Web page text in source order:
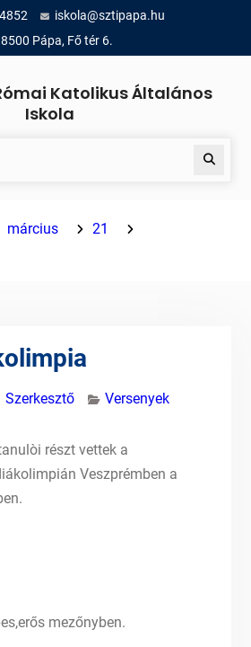
iskola@sztipapa.hu
8500 Pápa, Fő tér 6.
Katolikus Általános
Iskola
Search
március
21
Szerkesztő Versenyek
részt vettek a
Veszprémben a
mezőnyben.